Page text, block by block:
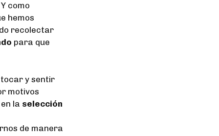
como
hemos
recolectar
para que
tocar y sentir
motivos
la selección
de manera